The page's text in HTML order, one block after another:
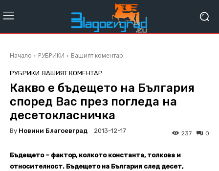
Начало РУБРИКИ Вашият коментар
РУБРИКИ ВАШИЯТ КОМЕНТАР
Какво е бъдещето на България
според Вас през погледа на
десетокласничка
By Новини Благоевград 2013-12-17 0
237
Бъдещето – фактор, колкото константа, толкова и
относителност. Бъдещето на България след десет,